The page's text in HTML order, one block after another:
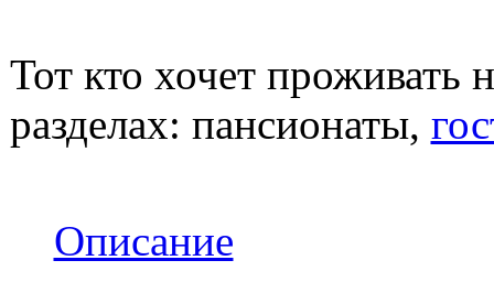
Тот кто хочет проживать
разделах: пансионаты,
Описание